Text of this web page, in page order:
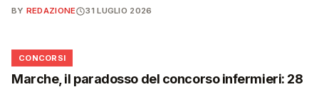
BY REDAZIONE 31 LUGLIO 2026
📋
CONCORSI
Marche, il paradosso del concorso infermieri: 28